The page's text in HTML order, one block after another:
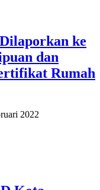
ke
dan
Rumah
2022